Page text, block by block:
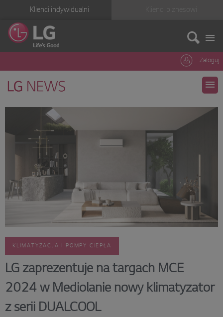
Klienci indywidualni
Zaloguj
KLIMATYZACJA I POMPY CIEPŁA
LG zaprezentuje na targach MCE
2024 w Mediolanie nowy klimatyzator
z serii DUALCOOL